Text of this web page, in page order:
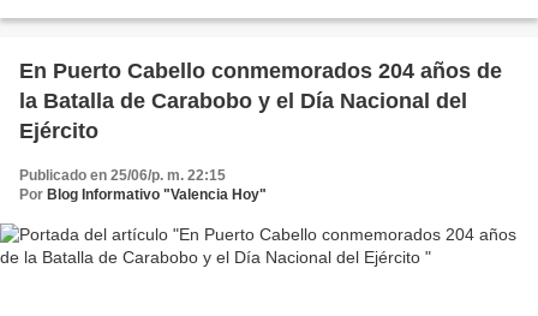
En Puerto Cabello conmemorados 204 años de
la Batalla de Carabobo y el Día Nacional del
Ejército
Publicado en 25/06/p. m. 22:15
Por Blog Informativo "Valencia Hoy"